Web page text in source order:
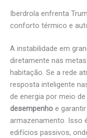
Iberdrola enfrenta
conforto térmico e
A instabilidade em
diretamente nas
habitação. Se a rede
resposta inteligente
de energia por meio de
desempenho e
armazenamento. Isso
edifícios passivos,